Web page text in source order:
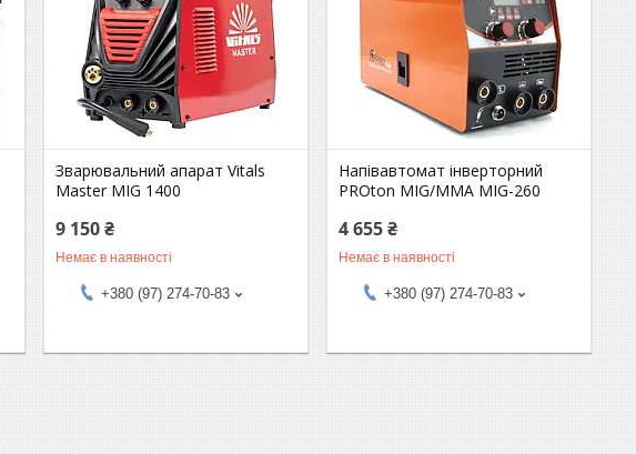
Зварювальний апарат Vitals
Master MIG 1400
9 150 ₴
Немає в наявності
+380 (97) 274-70-83
Напівавтомат інверторний
PROton MIG/MMA MIG-260
4 655 ₴
Немає в наявності
+380 (97) 274-70-83